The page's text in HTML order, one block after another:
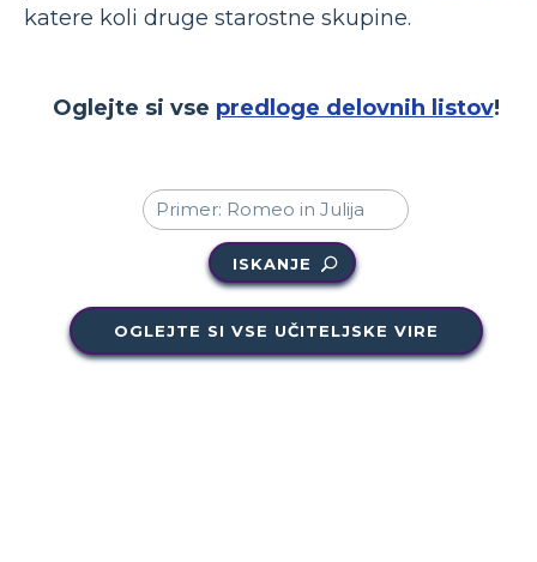
katere koli druge starostne skupine.
Oglejte si vse predloge delovnih listov!
ISKANJE
OGLEJTE SI VSE UČITELJSKE VIRE